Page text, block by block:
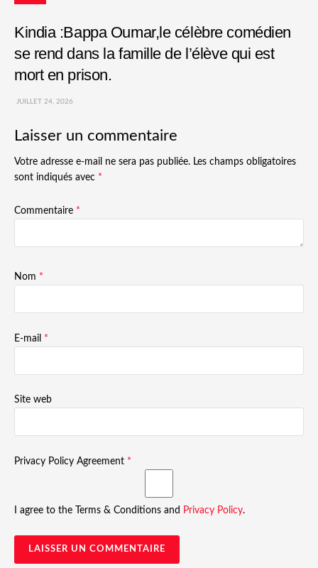
Kindia :Bappa Oumar,le célèbre comédien
se rend dans la famille de l’élève qui est
mort en prison.
JUILLET 24, 2026
Laisser un commentaire
Votre adresse e-mail ne sera pas publiée. Les champs obligatoires
sont indiqués avec *
Commentaire *
Nom *
E-mail *
Site web
Privacy Policy Agreement *
I agree to the Terms & Conditions and Privacy Policy.